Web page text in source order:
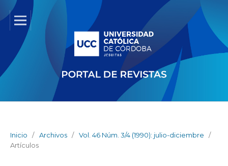
Inicio / Archivos / Vol. 46 Núm. 3/4 (1990): julio-diciembre
/
Artículos